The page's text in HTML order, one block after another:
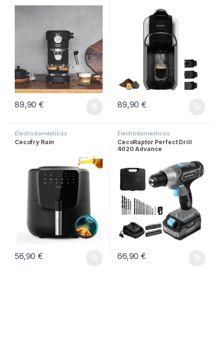
89,90€ 89,90€
Electrodomésticos
Cecofry Rain
56,90€
Electrodomésticos
CecoRaptor Perfect Drill
4020 Advance
66,90€